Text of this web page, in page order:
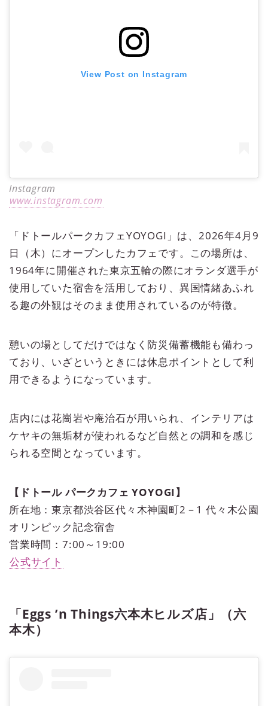
View Post on Instagram
Instagram
www.instagram.com
「ドトールパークカフェYOYOGI」は、2026年4月9
日（木）にオープンしたカフェです。この場所は、
1964年に開催された東京五輪の際にオランダ選手が
使用していた宿舎を活用しており、異国情緒あふれ
る趣の外観はそのまま使用されているのが特徴。
憩いの場としてだけではなく防災備蓄機能も備わっ
ており、いざというときには休息ポイントとして利
用できるようになっています。
店内には花崗岩や庵治石が用いられ、インテリアは
ケヤキの無垢材が使われるなど自然との調和を感じ
られる空間となっています。
【ドトール パークカフェ YOYOGI】
所在地：東京都渋谷区代々木神園町2－1 代々木公園
オリンピック記念宿舎
営業時間：7:00～19:00
公式サイト
「Eggs ’n Things六本木ヒルズ店」（六
本木）